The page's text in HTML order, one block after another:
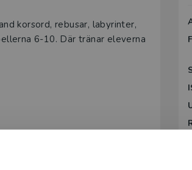
korsord, rebusar, labyrinter,
6-10. Där tränar eleverna